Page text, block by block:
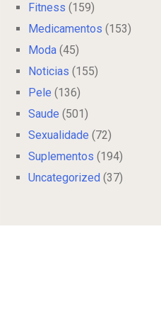
Fitness (159)
Medicamentos (153)
Moda (45)
Noticias (155)
Pele (136)
Saude (501)
Sexualidade (72)
Suplementos (194)
Uncategorized (37)